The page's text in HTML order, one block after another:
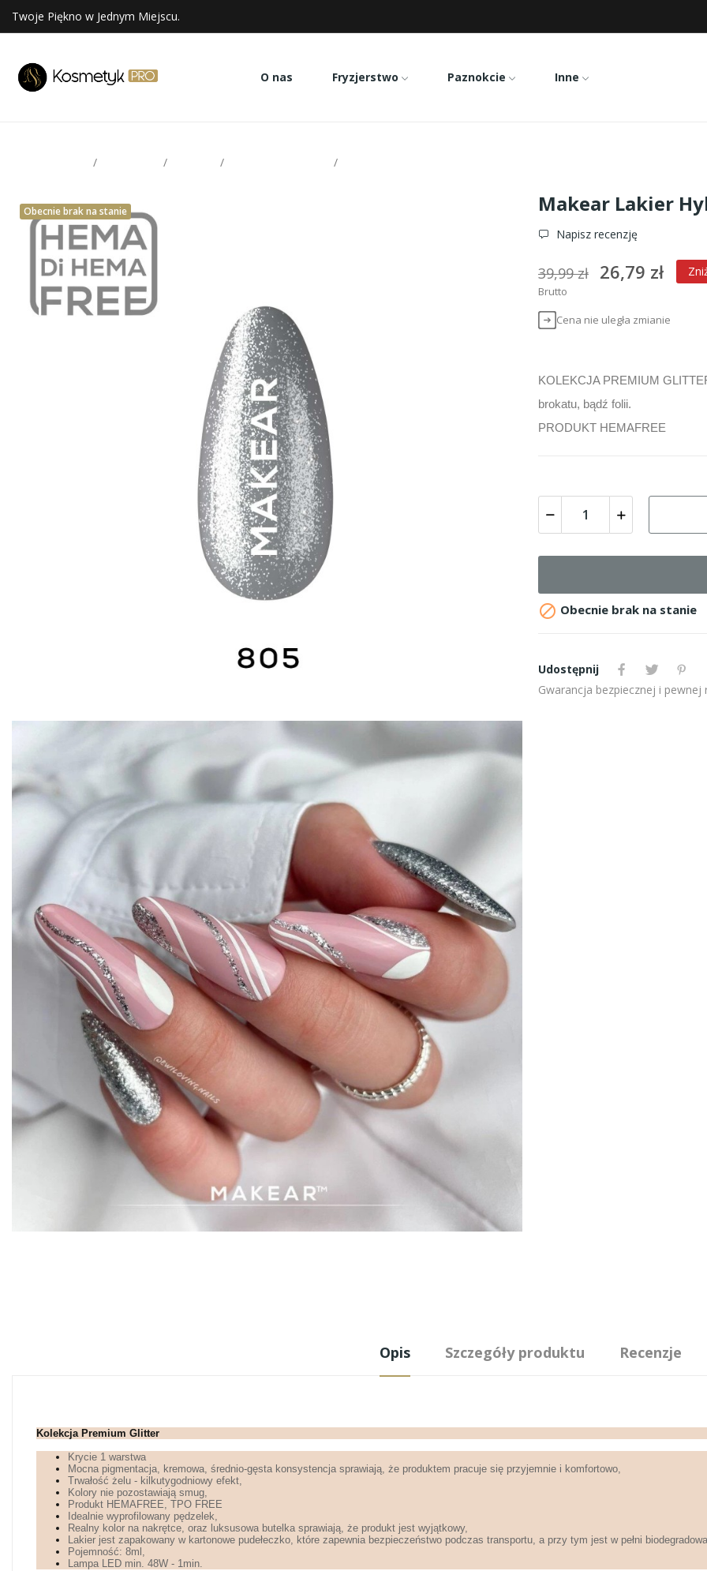
Twoje Piękno w Jednym Miejscu.
O nas Fryzjerstwo Paznokcie Inne
Obecnie brak na stanie Makear Lakier
Napisz recenzję
39,99 zł 26,79 zł
Brutto
Cena nie uległa zmianie
KOLEKCJA PREMIUM
brokatu, bądź folii.
PRODUKT HEMAFREE
 Obecnie brak na stanie
Udostępnij
Gwarancja bezpiecznej i pewnej
Opis Szczegóły produktu Recenzje
Kolekcja Premium Glitter
Krycie 1 warstwa
Mocna pigmentacja, kremowa, średnio-gęsta konsystencja sprawiają, że produktem pracuje się przyjemnie i komfortowo,
Trwałość żelu - kilkutygodniowy efekt,
Kolory nie pozostawiają smug,
Produkt HEMAFREE, TPO FREE
Idealnie wyprofilowany pędzelek,
Realny kolor na nakrętce, oraz luksusowa butelka sprawiają, że produkt jest wyjątkowy,
Lakier jest zapakowany w kartonowe pudełeczko, które zapewnia bezpieczeństwo podczas transportu, a przy tym jest w pełni
Pojemność: 8ml,
Lampa LED min. 48W - 1min.